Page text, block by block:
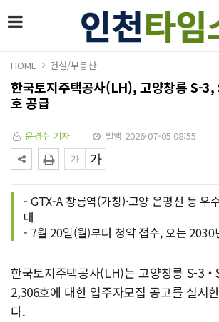
HOME 건설/부동산
한국토지주택공사(LH), 고양창릉 S-
호 공급
윤경수 기자 발행 2026-07-05 08:55
- GTX-A 창릉역(가칭)·고양 은평선 등 우
대
- 7월 20일(월)부터 청약 접수, 오는 2030
한국토지주택공사(LH)는 고양창릉 S-
2,306호에 대한 입주자모집 공고를 실시
다.